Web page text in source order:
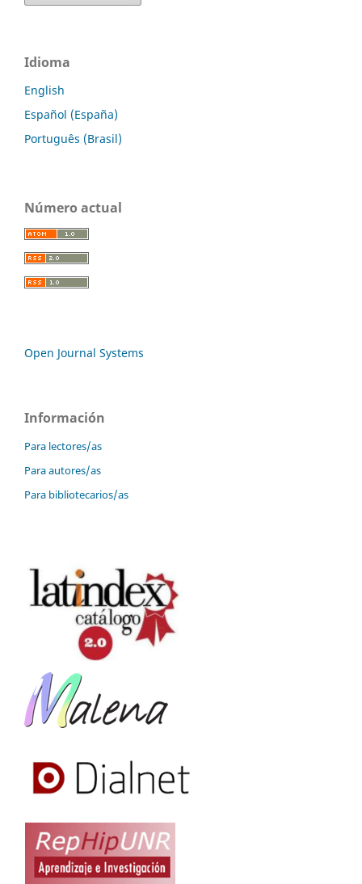
Idioma
English
Español (España)
Português (Brasil)
Número actual
Open Journal Systems
Información
Para lectores/as
Para autores/as
Para bibliotecarios/as